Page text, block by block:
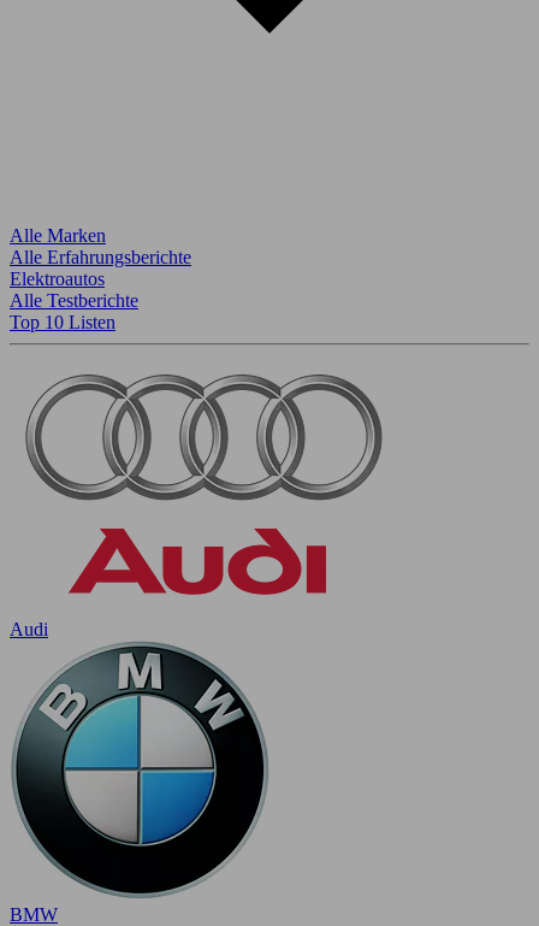
Alle Marken
Alle Erfahrungsberichte
Elektroautos
Alle Testberichte
Top 10 Listen
Audi
BMW